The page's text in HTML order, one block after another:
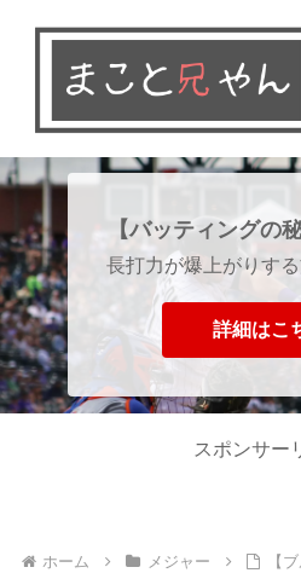
【バッティングの
長打力が爆上がりす
詳細はこ
スポンサー
ホーム メジャー
【